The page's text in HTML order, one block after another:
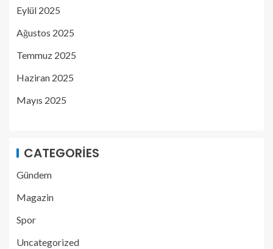
Eylül 2025
Ağustos 2025
Temmuz 2025
Haziran 2025
Mayıs 2025
CATEGORIES
Gündem
Magazin
Spor
Uncategorized